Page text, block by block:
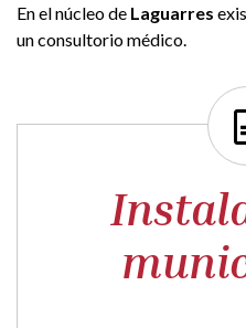
En el núcleo de Laguarres
un consultorio médico.